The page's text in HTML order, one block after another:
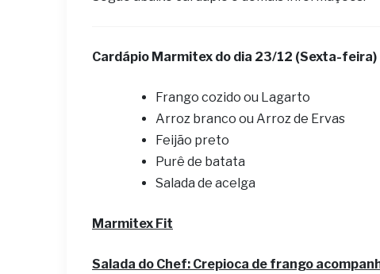
Cardápio Marmitex do dia 23/12 (Sexta-feira)
Frango cozido ou Lagarto
Arroz branco ou Arroz de Ervas
Feijão preto
Purê de batata
Salada de acelga
Marmitex Fit
Salada do Chef: Crepioca de frango